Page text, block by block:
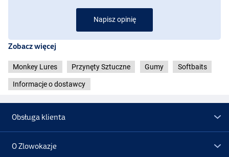
Napisz opinię
Zobacz więcej
Monkey Lures Przynęty Sztuczne Gumy Softbaits
Informacje o dostawcy
Obsługa klienta
O Zlowokazje